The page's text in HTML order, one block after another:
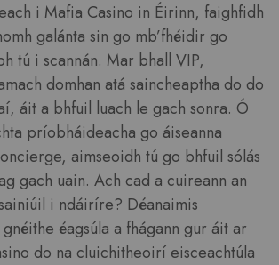
i Mafia Casino in Éirinn, faighfidh
galánta sin go mb’fhéidir go
tú i scannán. Mar bhall VIP,
domhan atá saincheaptha do do
áit a bhfuil luach le gach sonra. Ó
príobháideacha go áiseanna
aimseoidh tú go bhfuil sólás
gach uain. Ach cad a cuireann an
i ndáiríre? Déanaimis
éagsúla a fhágann gur áit ar
do na cluichitheoirí eisceachtúla